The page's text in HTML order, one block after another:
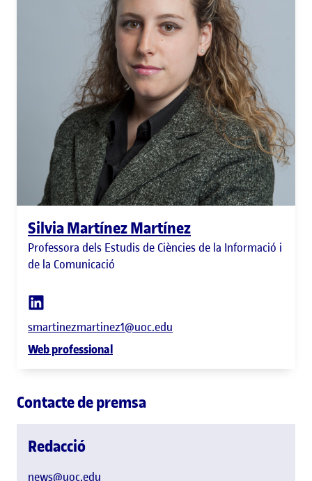
Silvia Martínez Martínez
Professora dels Estudis de Ciències de la Informació i
de la Comunicació
smartinezmartinez1@uoc.edu
Web professional
Contacte de premsa
Redacció
news@uoc.edu